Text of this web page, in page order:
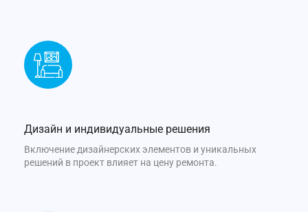
Дизайн и индивидуальные решения
Включение дизайнерских элементов и уникальных
решений в проект влияет на цену ремонта.